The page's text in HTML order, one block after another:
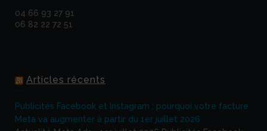
04 66 93 27 91
06 82 22 72 51
Articles récents
Publicités Facebook et Instagram : pourquoi votre facture
Meta va augmenter à partir du 1er juillet 2026